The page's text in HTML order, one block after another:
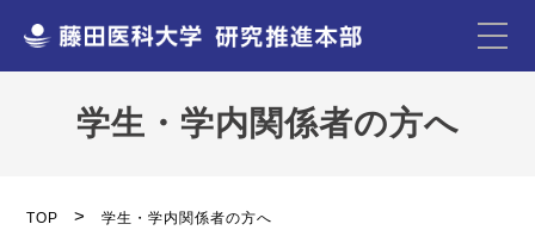
学生・学内関係者の方へ
TOP 学生・学内関係者の方へ